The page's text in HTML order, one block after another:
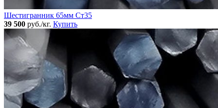
Шестигранник 65мм Ст35
39 500 руб./кг. Купить